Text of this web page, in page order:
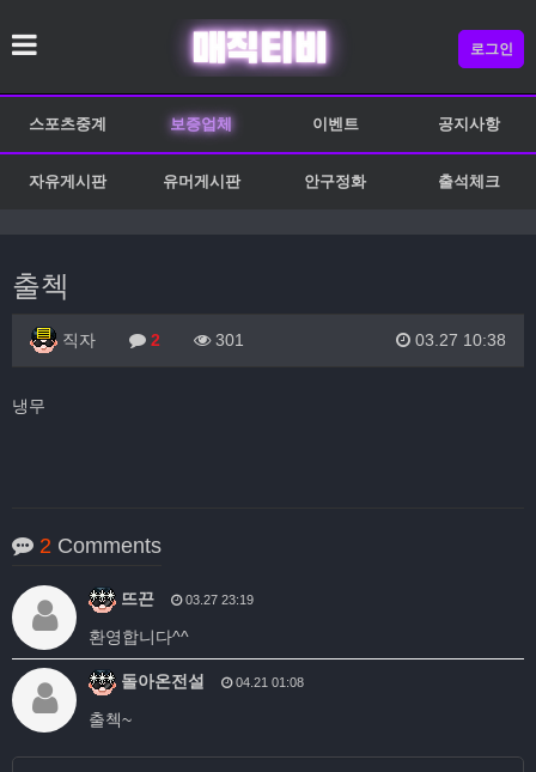
로그인
스포츠중계 보증업체 이벤트 공지사항
자유게시판 유머게시판 안구정화 출석체크
출첵
직자 2 301 03.27 10:38
냉무
2 Comments
뜨끈 03.27 23:19
환영합니다^^
돌아온전설 04.21 01:08
출첵~